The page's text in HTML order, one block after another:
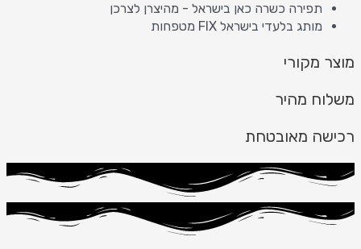
תפירה כשרה כאן בישראל - מהיצרן לצרכן
מותג בלעדי בישראל FIX מטפחות
מוצר מקורי
משלוח מהיר
רכישה מאובטחת